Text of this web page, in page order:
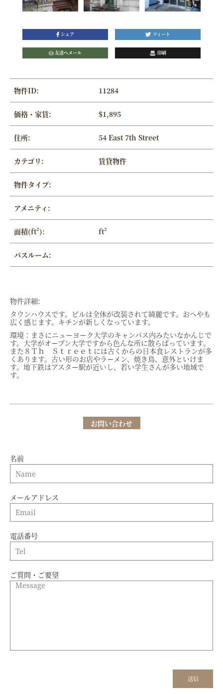
シェア ツィート
友達へメール 印刷
物件ID: 11284
価格・家賃: $1,895
住所: 54 East 7th Street
カテゴリ: 賃貸物件
物件タイプ:
アメニティ:
面積(ft²): ft²
バスルーム:
物件詳細:
タウンハウスです。ビルは全体が改装されて綺麗です。おへやも
広く感じます。キチンが新しくなっています。
環境：まさにニューヨーク大学のキャンパス内みたいなかんじで
す。大学がオープン大学ですから色んな所に散らばっています。
また８Ｔｈ Ｓｔｒｅｅｔには古くからの日本食レストランが多
くあります。古い形のお店やラーメン、焼き鳥、意外といけま
す。地下鉄はアスター駅が近いし、若い学生さんが多い地域で
す。
お問い合わせ
名前
メールアドレス
電話番号
ご質問・ご要望